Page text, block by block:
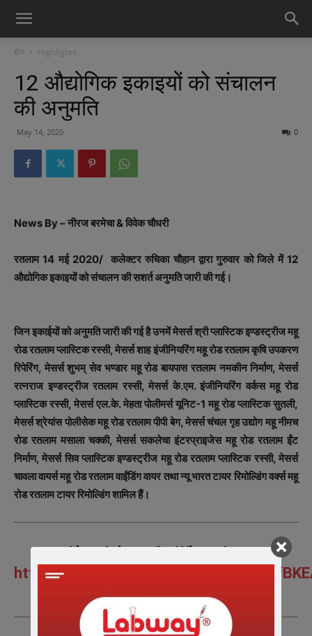
होम Highlights
12 औद्योगिक इकाइयों को संचालन
की अनुमति
May 14, 2020 0
News By – नीरज बरमेचा & विवेक चौधरी
रतलाम 14 मई 2020/ कलेक्टर रुचिका चौहान द्वारा गुरुवार को जिले में 12
औद्योगिक इकाइयों को संचालन की सशर्त अनुमति जारी की गई।
जिन इकाईयों को अनुमति जारी की गई है उनमें मेसर्स श्री प्लास्टिक इण्डस्ट्रीज महू
रोड रतलाम प्लास्टिक रस्सी, मेसर्स शाह इंजीनियरिंग महू रोड रतलाम कृषि उपकरण
रिपेरिंग, मेसर्स शुभम् सेव भण्डार महू रोड बायपास रतलाम नमकीन निर्माण, मेसर्स
रत्नराज इण्डस्ट्रीज रतलाम रस्सी, मेसर्स के.एम. इंजीनियरिंग वर्कस महू रोड
प्लास्टिक रस्सी, मेसर्स एल.के. मेहता पोलीमर्स यूनिट-1 महू रोड प्लास्टिक सुतली,
मेसर्स श्रेयांस पोलीसेक महू रोड रतलाम पीपी बेग, मेसर्स चंचल गृह उद्योग महू नीमच
रोड रतलाम मसाला चक्की, मेसर्स सकलेचा इंटरप्राइजेस महू रोड रतलाम ईंट
निर्माण, मेसर्स सिव प्लास्टिक इण्डस्ट्रीज महू रोड रतलाम प्लास्टिक रस्सी, मेसर्स
चावला वायर्स महू रोड रतलाम वाईंडिंग वायर तथा न्यू भारत टायर रिमोल्डिंग वर्क्स महू
रोड रतलाम टायर रिमोल्डिंग शामिल हैं।
Also Join us On WhatsApp
https://chat.whatsapp.com/
समाचारो के अपडेट के लिए ग्रुप को ज्वाइन करे|